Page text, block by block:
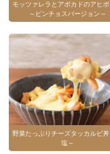
モッツァレラとアボカドのアヒ
～ピンチョスバージョン～
野菜たっぷりチーズタッカルビ
塩～